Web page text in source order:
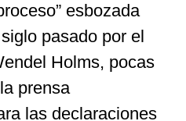
esbozada
pasado por el
Holms, pocas
prensa
las declaraciones